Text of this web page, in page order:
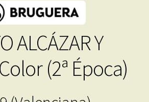
ALCÁZAR Y
(2ª Época)